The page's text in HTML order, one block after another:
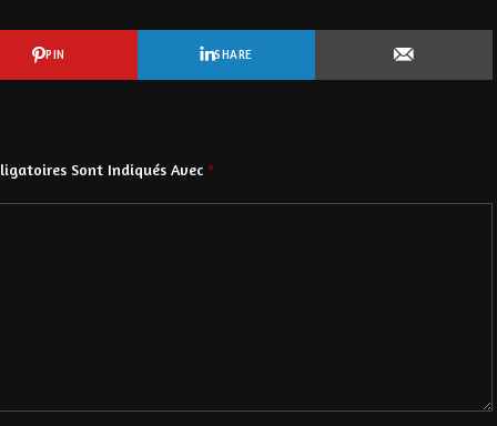
PIN SHARE
Sont Indiqués Avec *